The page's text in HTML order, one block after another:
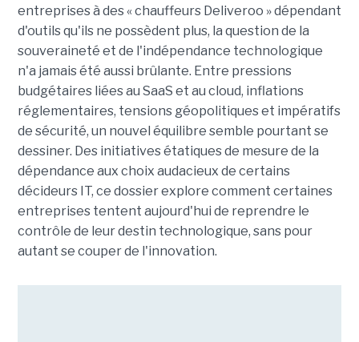
entreprises à des « chauffeurs Deliveroo » dépendant
d'outils qu'ils ne possèdent plus, la question de la
souveraineté et de l'indépendance technologique
n'a jamais été aussi brûlante. Entre pressions
budgétaires liées au SaaS et au cloud, inflations
réglementaires, tensions géopolitiques et impératifs
de sécurité, un nouvel équilibre semble pourtant se
dessiner. Des initiatives étatiques de mesure de la
dépendance aux choix audacieux de certains
décideurs IT, ce dossier explore comment certaines
entreprises tentent aujourd'hui de reprendre le
contrôle de leur destin technologique, sans pour
autant se couper de l'innovation.